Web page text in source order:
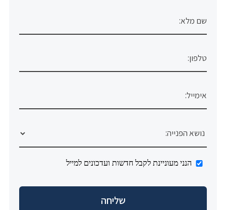
הנני מעוניינת לקבל חדשות ועדכונים למייל